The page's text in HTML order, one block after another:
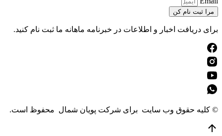
مرا ثبت نام کن
برای دریافت اخبار و اطلاعات در خبرنامه ماهانه ما ثبت نام کنید.
© کلیه حقوق وب سایت برای شرکت پویان شمال محفوظ است.